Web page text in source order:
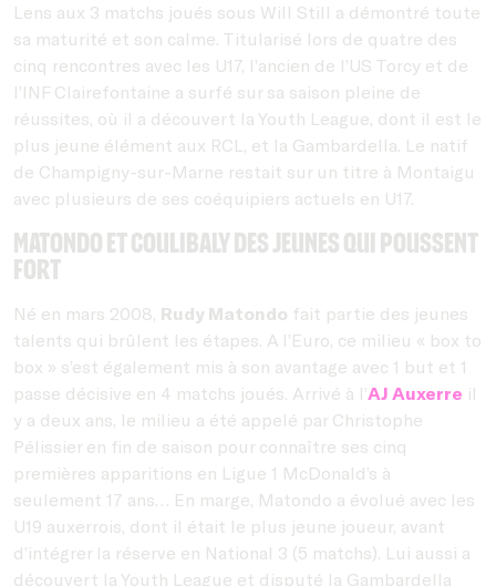
Lens aux 3 matchs joués sous Will Still a démontré toute
sa maturité et son calme. Titularisé lors de quatre des
cinq rencontres avec les U17, l’ancien de l’US Torcy et de
l’INF Clairefontaine a surfé sur sa saison pleine de
réussites, où il a découvert la Youth League, dont il est le
plus jeune élément aux RCL, et la Gambardella. Le natif
de Champigny-sur-Marne restait sur un titre à Montaigu
avec plusieurs de ses coéquipiers actuels en U17.
Matondo et Coulibaly des jeunes qui poussent
fort
Né en mars 2008, Rudy Matondo fait partie des jeunes
talents qui brûlent les étapes. A l’Euro, ce milieu « box to
box » s’est également mis à son avantage avec 1 but et 1
passe décisive en 4 matchs joués. Arrivé à l’AJ Auxerre il
y a deux ans, le milieu a été appelé par Christophe
Pélissier en fin de saison pour connaître ses cinq
premières apparitions en Ligue 1 McDonald’s à
seulement 17 ans… En marge, Matondo a évolué avec les
U19 auxerrois, dont il était le plus jeune joueur, avant
d’intégrer la réserve en National 3 (5 matchs). Lui aussi a
découvert la Youth League et disputé la Gambardella